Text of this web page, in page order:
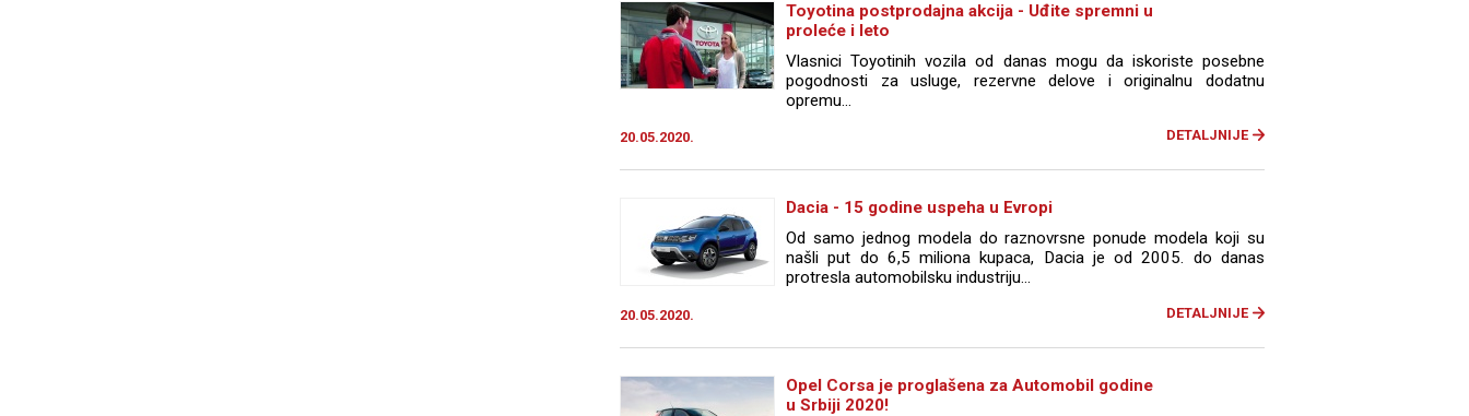
Toyotina postprodajna akcija - Uđite spremni u
proleće i leto
Vlasnici Toyotinih vozila od danas mogu da iskoriste posebne
pogodnosti za usluge, rezervne delove i originalnu dodatnu
opremu...
20.05.2020. DETALJNIJE
Dacia - 15 godine uspeha u Evropi
Od samo jednog modela do raznovrsne ponude modela koji su
našli put do 6,5 miliona kupaca, Dacia je od 2005. do danas
protresla automobilsku industriju...
20.05.2020. DETALJNIJE
Opel Corsa je proglašena za Automobil godine
u Srbiji 2020!